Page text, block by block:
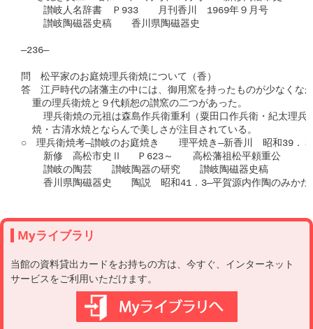
Myライブラリ
当館の資料貸出カードをお持ちの方は、今すぐ、インターネット
サービスをご利用いただけます。